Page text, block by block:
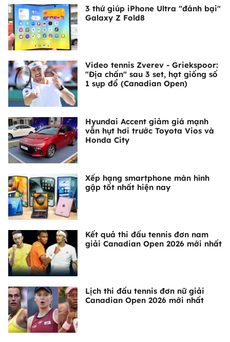
3 thứ giúp iPhone Ultra "đánh bại"
Galaxy Z Fold8
Video tennis Zverev - Griekspoor:
"Địa chấn" sau 3 set, hạt giống số
1 sụp đổ (Canadian Open)
Hyundai Accent giảm giá mạnh
vẫn hụt hơi trước Toyota Vios và
Honda City
Xếp hạng smartphone màn hình
gập tốt nhất hiện nay
Kết quả thi đấu tennis đơn nam
giải Canadian Open 2026 mới nhất
Lịch thi đấu tennis đơn nữ giải
Canadian Open 2026 mới nhất